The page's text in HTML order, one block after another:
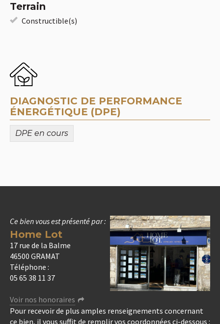
Terrain
Constructible(s)
DIAGNOSTIC DE PERFORMANCE
ÉNERGÉTIQUE (DPE)
DPE en cours
Ce bien vous est présenté par :
Home Lot
17 rue de la Balme
46500 GRAMAT
Téléphone :
05 65 38 11 37
Voir nos honoraires
Pour recevoir de plus amples renseignements concernant
ce bien, il vous suffit de remplir vos coordonnées ci-dessous :